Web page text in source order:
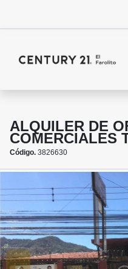
ALQUILER DE
COMERCIALES
Código. 3826630